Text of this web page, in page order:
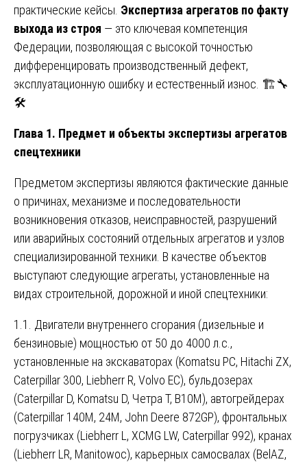
практические кейсы. Экспертиза агрегатов по факту
выхода из строя — это ключевая компетенция
Федерации, позволяющая с высокой точностью
дифференцировать производственный дефект,
эксплуатационную ошибку и естественный износ. 🏗️🔧
🛠️
Глава 1. Предмет и объекты экспертизы агрегатов
спецтехники
Предметом экспертизы являются фактические данные
о причинах, механизме и последовательности
возникновения отказов, неисправностей, разрушений
или аварийных состояний отдельных агрегатов и узлов
специализированной техники. В качестве объектов
выступают следующие агрегаты, установленные на
видах строительной, дорожной и иной спецтехники:
1.1. Двигатели внутреннего сгорания (дизельные и
бензиновые) мощностью от 50 до 4000 л.с.,
установленные на экскаваторах (Komatsu PC, Hitachi ZX,
Caterpillar 300, Liebherr R, Volvo EC), бульдозерах
(Caterpillar D, Komatsu D, Четра Т, B10M), автогрейдерах
(Caterpillar 140M, 24M, John Deere 872GP), фронтальных
погрузчиках (Liebherr L, XCMG LW, Caterpillar 992), кранах
(Liebherr LR, Manitowoc), карьерных самосвалах (BelAZ,